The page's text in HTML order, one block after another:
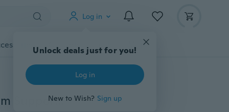
Log in
Unlock deals just for you!
Log in
New to Wish? Sign up
Gadgets Tools More
MD80 Mini DV Camcorder DVR Video Camera Webcam Support 16GB HD Cam Sports Helmet Bike Motorbike Camera Video Audio Recorder